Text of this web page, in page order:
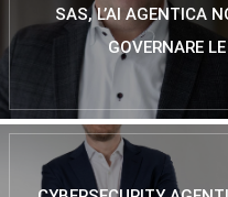
SAS, L’AI AGENTICA
GOVERNARE